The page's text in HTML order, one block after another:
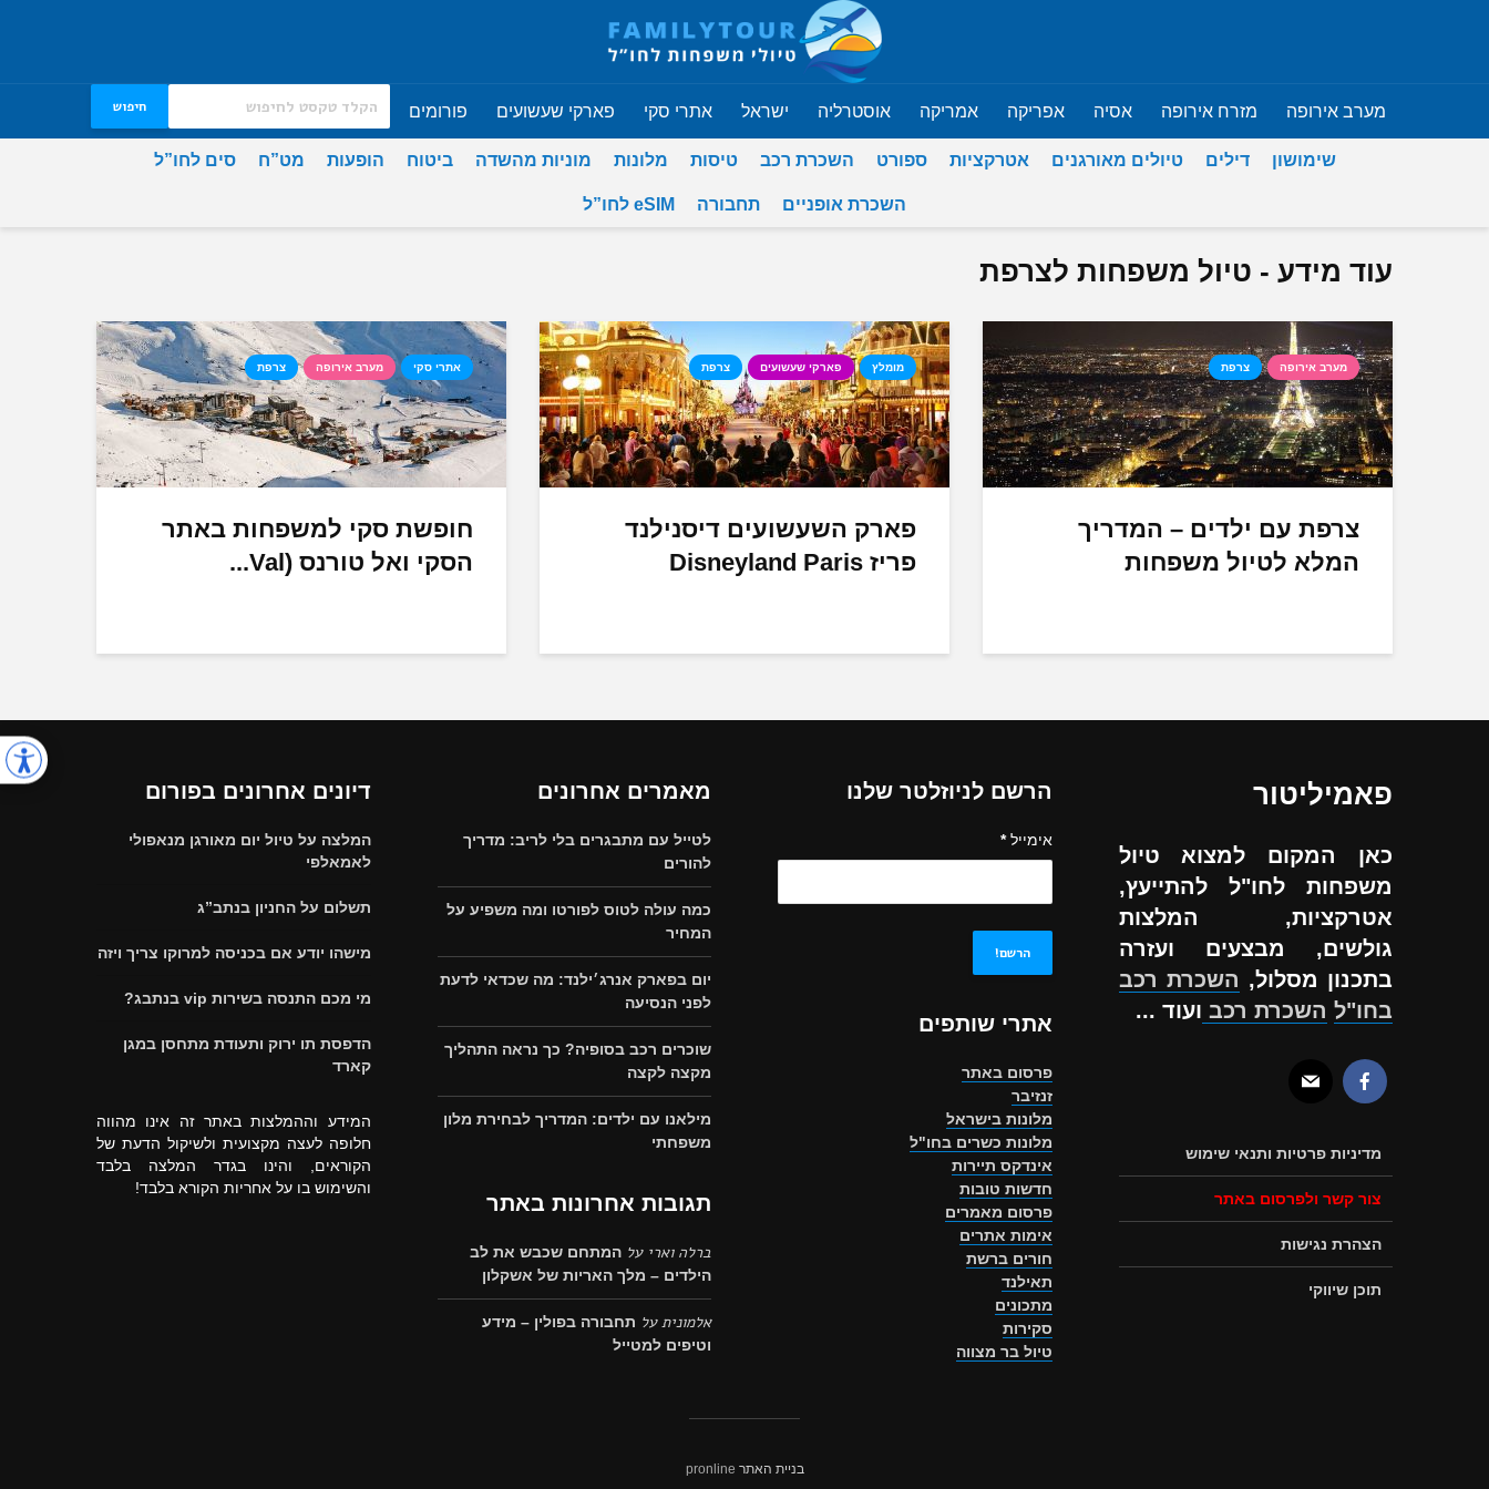
מערב אירופה מזרח אירופה אסיה אפריקה אמריקה אוסטרליה ישראל אתרי סקי פארקי שעשועים פורומים חיפוש
שימושון דילים טיולים מאורגנים אטרקציות ספורט השכרת רכב טיסות מלונות מוניות מהשדה ביטוח הופעות מט”ח סים לחו”ל
השכרת אופניים תחבורה eSIM לחו”ל
עוד מידע - טיול משפחות לצרפת
מערב אירופה צרפת
צרפת עם ילדים – המדריך
המלא לטיול משפחות
מומלץ פארקי שעשועים צרפת
פארק השעשועים דיסנילנד
פריז Disneyland Paris
אתרי סקי מערב אירופה צרפת
חופשת סקי למשפחות באתר
הסקי ואל טורנס (Val...
פאמיליטור
כאן המקום למצוא טיול
משפחות לחו"ל להתייעץ,
אטרקציות, המלצות
גולשים, מבצעים ועזרה
בתכנון מסלול, השכרת רכב
בחו"ל השכרת רכב ועוד ...
מדיניות פרטיות ותנאי שימוש
צור קשר ולפרסום באתר
הצהרת נגישות
תוכן שיווקי
הרשם לניוזלטר שלנו
אימייל*
אתרי שותפים
פרסום באתר
זנזיבר
מלונות בישראל
מלונות כשרים בחו"ל
אינדקס תיירות
חדשות טובות
פרסום מאמרים
אימות אתרים
חורים ברשת
תאילנד
מתכונים
סקירות
טיול בר מצווה
מאמרים אחרונים
לטייל עם מתבגרים בלי לריב: מדריך
להורים
כמה עולה לטוס לפורטו ומה משפיע על
המחיר
יום בפארק אנרג׳ילנד: מה שכדאי לדעת
לפני הנסיעה
שוכרים רכב בסופיה? כך נראה התהליך
מקצה לקצה
מילאנו עם ילדים: המדריך לבחירת מלון
משפחתי
תגובות אחרונות באתר
ברלה וארי על המתחם שכבש את לב
הילדים – מלך האריות של אשקלון
אלמוניתעל תחבורה בפולין – מידע
וטיפים למטייל
דיונים אחרונים בפורום
המלצה על טיול יום מאורגן מנאפולי
לאמאלפי
תשלום על החניון בנתב”ג
מישהו יודע אם בכניסה למרוקו צריך ויזה
מי מכם התנסה בשירות vip בנתבג?
הדפסת תו ירוק ותעודת מתחסן במגן
קארד
המידע וההמלצות באתר זה אינו מהווה
חלופה לעצה מקצועית ולשיקול הדעת של
הקוראים, והינו בגדר המלצה בלבד
והשימוש בו על אחריות הקורא בלבד!
בניית האתר pronline